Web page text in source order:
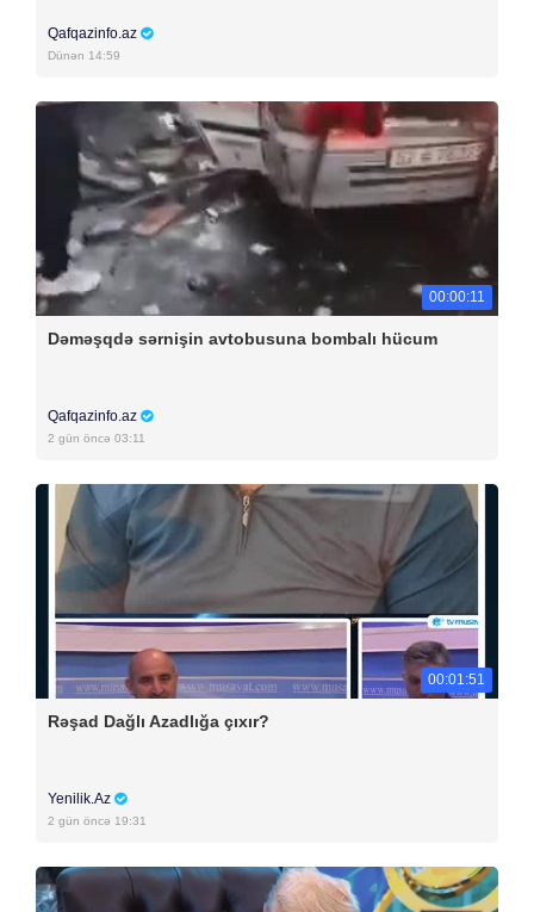
Qafqazinfo.az
Dünən 14:59
00:00:11
Dəməşqdə sərnişin avtobusuna bombalı hücum
Qafqazinfo.az
2 gün öncə 03:11
00:01:51
Rəşad Dağlı Azadlığa çıxır?
Yenilik.Az
2 gün öncə 19:31